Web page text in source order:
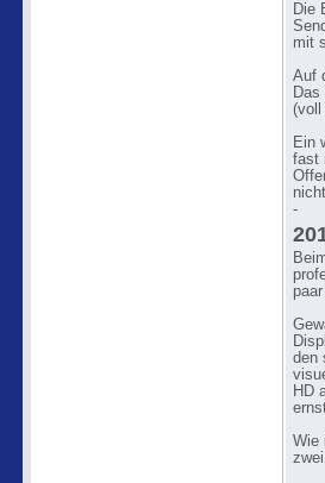
Die
mit
Auf
(voll
Ein
fast
-
den
HD
Wie